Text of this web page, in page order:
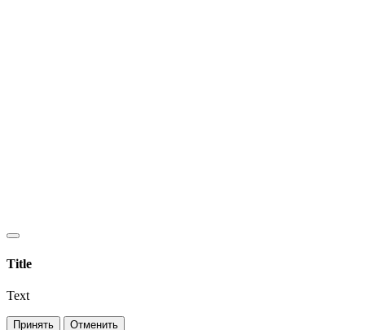
Title
Text
Принять Отменить